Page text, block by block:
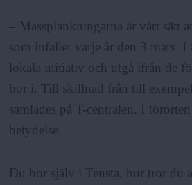
i
a
– Massplankningarna är vårt sätt
som infaller varje år den 3 mars.
lokala initiativ och utgå ifrån de
bor i. Till skillnad från till
samlades på T-centralen. I
betydelse.
Du bor själv i Tensta, hur tror du